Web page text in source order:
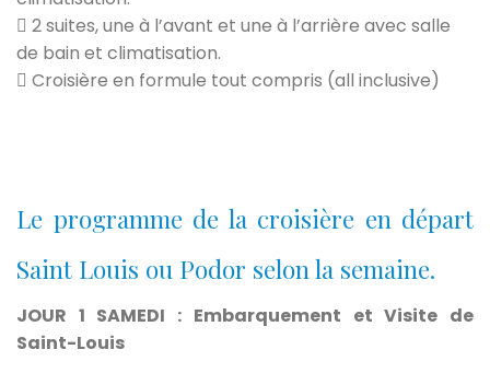
2 suites, une à l’avant et une à l’arrière avec salle
de bain et climatisation.
Croisière en formule tout compris (all inclusive)
Le programme de la croisière en départ
Saint Louis ou Podor selon la semaine.
JOUR 1 SAMEDI : Embarquement et Visite de
Saint-Louis